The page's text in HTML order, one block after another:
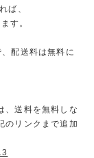
ば、
す。
配送料は無料に
、送料を無料しな
のリンクまで追加